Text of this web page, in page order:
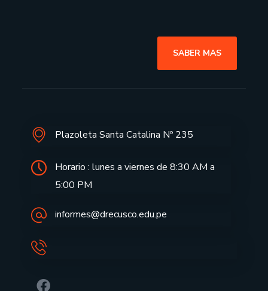
SABER MAS
Plazoleta Santa Catalina Nº 235
Horario : lunes a viernes de 8:30 AM a
5:00 PM
informes@drecusco.edu.pe